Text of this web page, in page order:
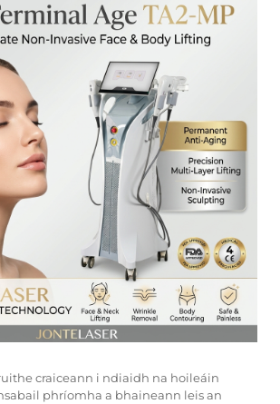
craiceann i ndiaidh na hoileáin
phríomha a bhaineann leis an